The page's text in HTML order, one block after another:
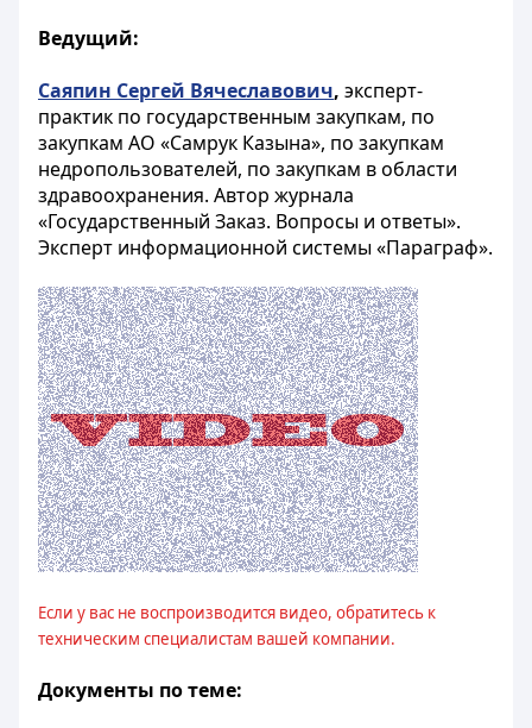
Ведущий:
Саяпин Сергей Вячеславович, эксперт-
практик по государственным закупкам, по
закупкам АО «Самрук Казына», по закупкам
недропользователей, по закупкам в области
здравоохранения. Автор журнала
«Государственный Заказ. Вопросы и ответы».
Эксперт информационной системы «Параграф».
Если у вас не воспроизводится видео, обратитесь к
техническим специалистам вашей компании.
Документы по теме: